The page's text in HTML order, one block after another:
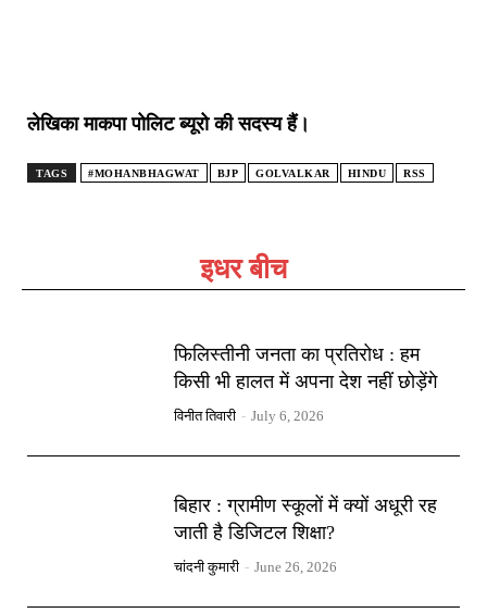
इधर बीच
फिलिस्तीनी जनता का प्रतिरोध : हम
किसी भी हालत में अपना देश नहीं छोड़ेंगे
विनीत तिवारी - July 6, 2026
बिहार : ग्रामीण स्कूलों में क्यों अधूरी रह
जाती है डिजिटल शिक्षा?
चांदनी कुमारी - June 26, 2026
लेखिका माकपा पोलिट ब्यूरो की सदस्य हैं।
TAGS #MOHANBHAGWAT BJP GOLVALKAR HINDU RSS